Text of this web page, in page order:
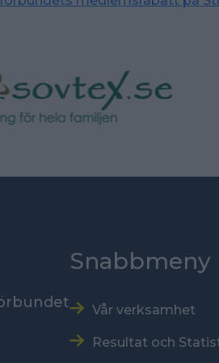
Snabbmeny
Vår verksamhet
Resultat och